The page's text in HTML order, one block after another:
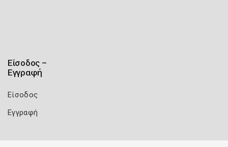
Είσοδος –
Εγγραφή
Είσοδος
Εγγραφή